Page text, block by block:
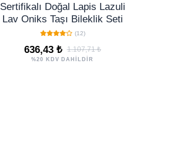
Sertifikalı Doğal Lapis Lazuli
Lav Oniks Taşı Bileklik Seti
(12)
636,43 ₺ 1.107,71 ₺
%20 KDV DAHİLDİR